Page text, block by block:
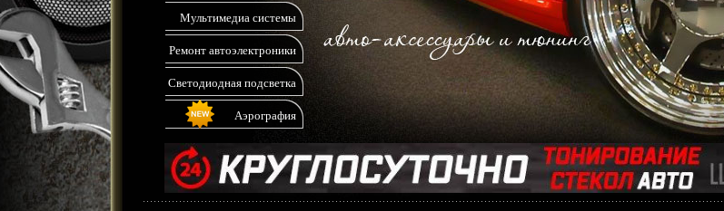
Мультимедиа системы
Ремонт автоэлектроники
Светодиодная подсветка
Аэрография